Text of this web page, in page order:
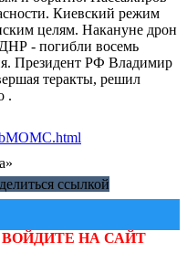
Киевский режим
целям. Накануне дрон
ДНР - погибли восемь
Президент РФ Владимир
теракты, решил
.
ссылкой
НА САЙТ